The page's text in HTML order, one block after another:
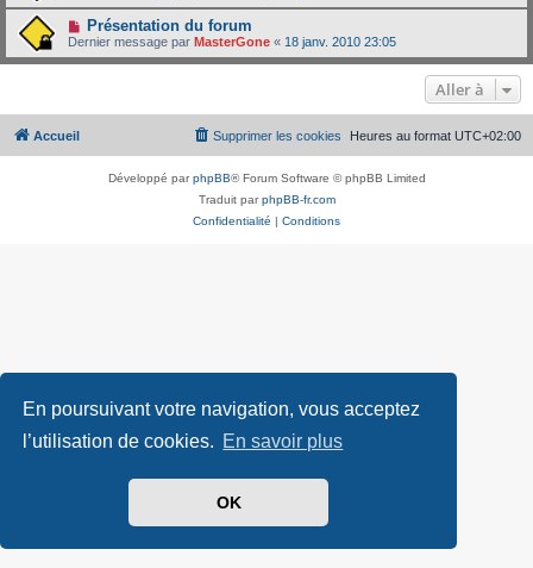
En poursuivant votre navigation, vous acceptez
l’utilisation de cookies. En savoir plus
OK
Présentation du forum
Dernier message par MasterGone « 18 janv. 2010 23:05
Aller à
Accueil Heures au format UTC+02:00
Supprimer les cookies
Développé parphpBB® Forum Software © phpBB Limited
Traduit parphpBB-fr.com
Confidentialité | Conditions